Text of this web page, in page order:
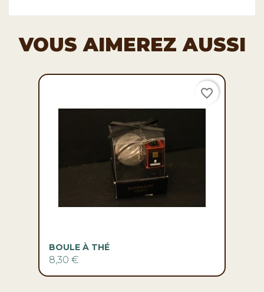
VOUS AIMEREZ AUSSI
BOULE À THÉ
8,30 €
favorite_border